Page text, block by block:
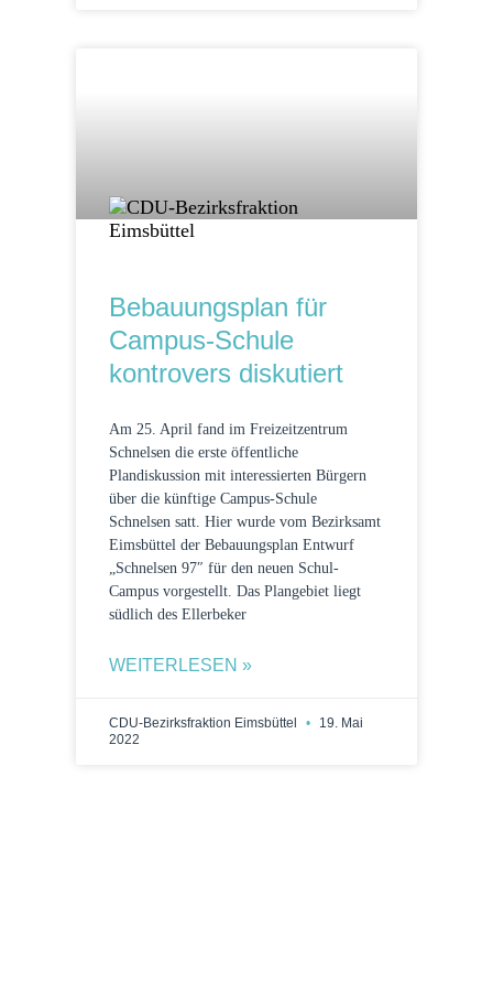
Bebauungsplan für
Campus-Schule
kontrovers diskutiert
Am 25. April fand im Freizeitzentrum
Schnelsen die erste öffentliche
Plandiskussion mit interessierten Bürgern
über die künftige Campus-Schule
Schnelsen satt. Hier wurde vom Bezirksamt
Eimsbüttel der Bebauungsplan Entwurf
„Schnelsen 97″ für den neuen Schul-
Campus vorgestellt. Das Plangebiet liegt
südlich des Ellerbeker
WEITERLESEN »
CDU-Bezirksfraktion Eimsbüttel
19. Mai
2022